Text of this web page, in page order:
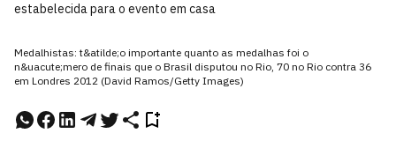
estabelecida para o evento em casa
Medalhistas: t&atilde;o importante quanto as medalhas foi o
n&uacute;mero de finais que o Brasil disputou no Rio, 70 no Rio contra 36
em Londres 2012 (David Ramos/Getty Images)